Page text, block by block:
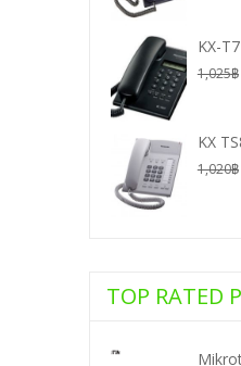
KX-
1,025฿
KX
1,020฿
TOP RATED